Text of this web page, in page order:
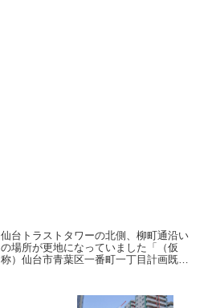
仙台トラストタワーの北側、柳町通沿い
の場所が更地になっていました「（仮
称）仙台市青葉区一番町一丁目計画既存